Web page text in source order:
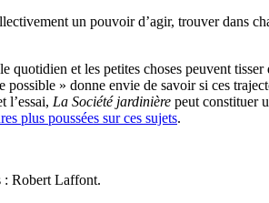
un pouvoir d’agir, trouver dans
et les petites choses peuvent
» donne envie de savoir si ces
l’essai, La Société jardinière peut constituer
plus poussées sur ces sujets.
: Robert Laffont.